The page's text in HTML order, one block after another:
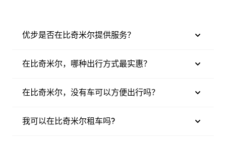
优步是否在比奇米尔提供服务？
在比奇米尔，哪种出行方式最实惠？
在比奇米尔，没有车可以方便出行吗？
我可以在比奇米尔租车吗?